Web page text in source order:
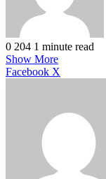
0 204 1 minute read
Show More
Facebook X